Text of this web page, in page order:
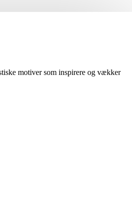
motiver som inspirere og vækker